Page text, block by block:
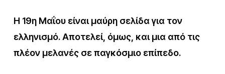
Η 19η Μαΐου είναι μαύρη σελίδα για τον
ελληνισμό. Αποτελεί, όμως, και μια από τις
πλέον μελανές σε παγκόσμιο επίπεδο.